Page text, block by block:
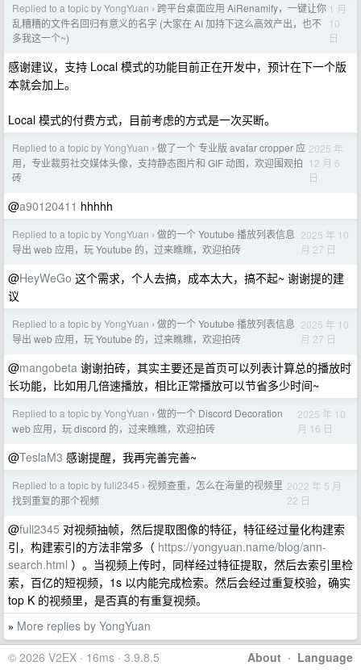
Replied to a topic by YongYuan › 跨平台桌面应用 AiRenamify，一键让你
乱糟糟的文件名回归有意义的名字 (大家在 AI 加持下这么高效产出，也不
多我这一个~)
1 月
10
日
感谢建议，支持 Local 模式的功能目前正在开发中，预计在下一个版
本就会加上。
Local 模式的付费方式，目前考虑的方式是一次买断。
Replied to a topic by YongYuan › 做了一个 专业版 avatar cropper 应
用，专业裁剪社交媒体头像，支持静态图片和 GIF 动图，欢迎围观拍
砖
2025 年
12 月 6
日
@a90120411 hhhhh
Replied to a topic by YongYuan › 做的一个 Youtube 播放列表信息
导出 web 应用，玩 Youtube 的，过来瞧瞧，欢迎拍砖
2025 年 10
月 27 日
@HeyWeGo 这个需求，个人去搞，成本太大，搞不起~ 谢谢提的建
议
Replied to a topic by YongYuan › 做的一个 Youtube 播放列表信息
导出 web 应用，玩 Youtube 的，过来瞧瞧，欢迎拍砖
2025 年 10
月 27 日
@mangobeta 谢谢拍砖，其实主要还是首页可以列表计算总的播放时
长功能，比如用几倍速播放，相比正常播放可以节省多少时间~
Replied to a topic by YongYuan › 做的一个 Discord Decoration
web 应用，玩 discord 的，过来瞧瞧，欢迎拍砖
2025 年 10
月 16 日
@TeslaM3 感谢提醒，我再完善完善~
Replied to a topic by fuli2345 › 视频查重，怎么在海量的视频里
找到重复的那个视频
2022 年 5 月
22 日
@fuli2345 对视频抽帧，然后提取图像的特征，特征经过量化构建索
引，构建索引的方法非常多（ https://yongyuan.name/blog/ann-
search.html ）。当视频上传时，同样经过特征提取，然后去索引里检
索，百亿的短视频，1s 以内能完成检索。然后会经过重复校验，确实
top K 的视频里，是否真的有重复视频。
» More replies by YongYuan
About · Language
© 2026 V2EX · 16ms · 3.9.8.5